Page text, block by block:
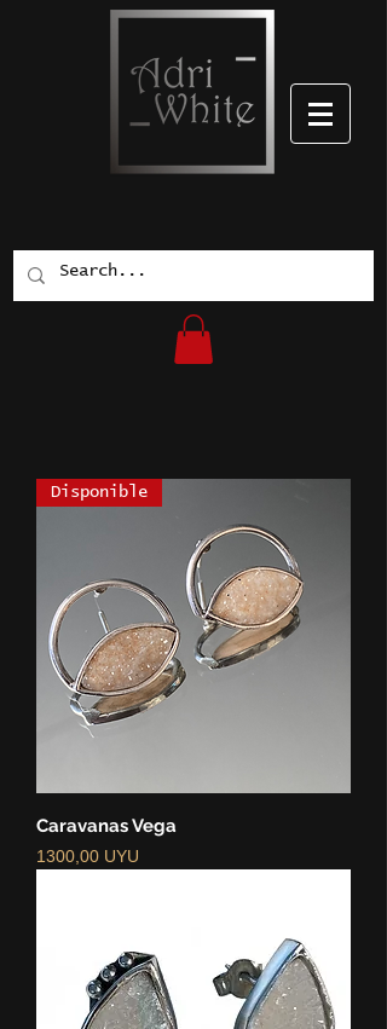
Disponible
Caravanas Vega
Precio
1300,00 UYU